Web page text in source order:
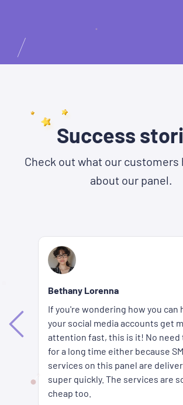
Success
Check out what our customers
about our panel.
Bethany Lorenna
If you're wondering how you can
your social media accounts get
attention fast, this is it! No need
for a long time either because
services on this panel are
super quickly. The services are
cheap too.